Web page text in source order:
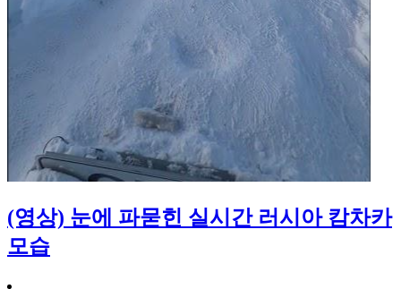
(영상) 눈에 파묻힌 실시간 러시아 캄차카
모습